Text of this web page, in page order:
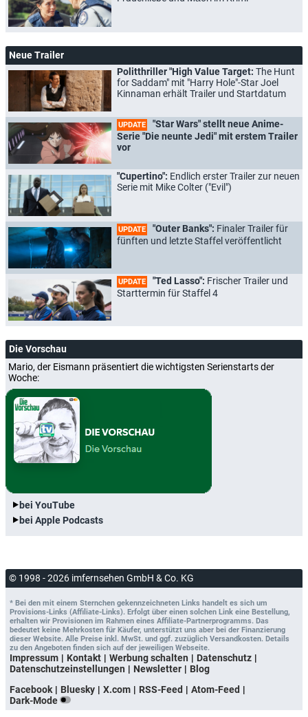
Neue Trailer
Politthriller "High Value Target: The Hunt
for Saddam" mit "Harry Hole"-Star Joel
Kinnaman erhält Trailer und Startdatum
UPDATE
"Star Wars" stellt neue Anime-
Serie "Die neunte Jedi" mit erstem Trailer
vor
"Cupertino": Endlich erster Trailer zur neuen
Serie mit Mike Colter ("Evil")
UPDATE "Outer Banks": Finaler Trailer für
fünften und letzte Staffel veröffentlicht
UPDATE "Ted Lasso": Frischer Trailer und
Starttermin für Staffel 4
Die Vorschau
Mario, der Eismann präsentiert die wichtigsten Serienstarts der
Woche:
bei YouTube
bei Apple Podcasts
© 1998 - 2026 imfernsehen GmbH & Co. KG
* Bei den mit einem Sternchen gekennzeichneten Links handelt es sich um
Provisions-Links (Affiliate-Links). Erfolgt über einen solchen Link eine Bestellung,
erhalten wir Provisionen im Rahmen eines Affiliate-Partnerprogramms. Das
bedeutet keine Mehrkosten für Käufer, unterstützt uns aber bei der Finanzierung
dieser Website. Alle Preise inkl. MwSt. und ggf. zuzüglich Versandkosten. Details
zu den Angeboten finden sich auf der jeweiligen Webseite.
Impressum Kontakt Werbung schalten
Datenschutz
Datenschutzeinstellungen
Newsletter
Blog
Facebook
Bluesky X.com RSS-Feed
Atom-Feed
Dark-Mode